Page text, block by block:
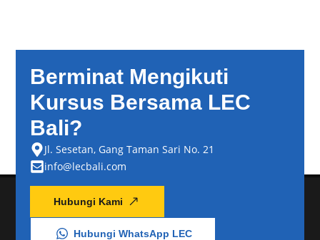
Berminat Mengikuti
Kursus Bersama LEC
Bali?
Jl. Sesetan, Gang Taman Sari No. 21
info@lecbali.com
Hubungi Kami
Hubungi WhatsApp LEC